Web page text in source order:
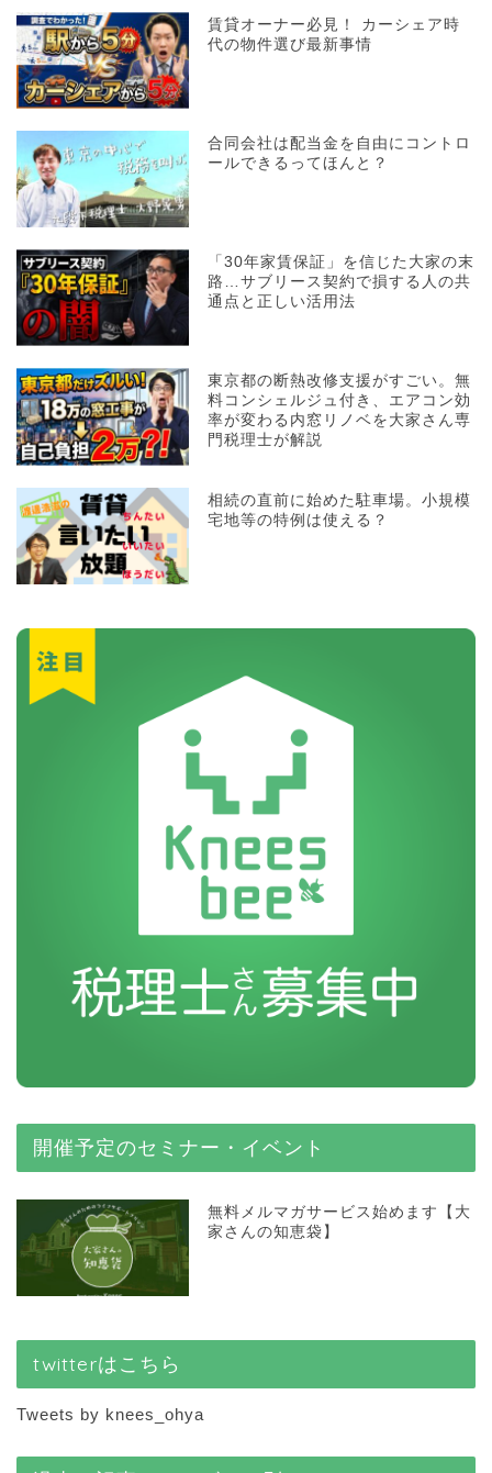
賃貸オーナー必見！ カーシェア時
代の物件選び最新事情
合同会社は配当金を自由にコントロ
ールできるってほんと？
「30年家賃保証」を信じた大家の末
路…サブリース契約で損する人の共
通点と正しい活用法
東京都の断熱改修支援がすごい。無
料コンシェルジュ付き、エアコン効
率が変わる内窓リノベを大家さん専
門税理士が解説
相続の直前に始めた駐車場。小規模
宅地等の特例は使える？
開催予定のセミナー・イベント
無料メルマガサービス始めます【大
家さんの知恵袋】
twitterはこちら
Tweets by knees_ohya